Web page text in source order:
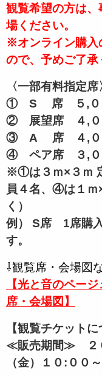
観覧希望の方は
場ください。
※オンライン購入
ので、予めご了承
〈一部有料指定席
① S 席 ５,０
② 展望席 ４,０
③ A 席 ４,０
④ ペア席 ３,０
※①は３ｍ×３ｍ
員４名、④は１ｍ
く）
例） S席 1席購
す。
⇩観覧席・会場図
【光と音のペー
席・会場図】
【観覧チケットに
≪販売期間≫ ２０
（金）１０:００